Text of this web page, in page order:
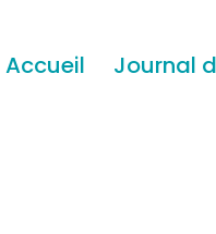
Accueil Journal